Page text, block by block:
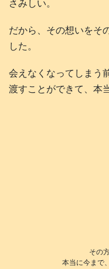
さみしい。
だから、その想いをそ
した。
会えなくなってしまう
渡すことができて、本
その
本当に今まで